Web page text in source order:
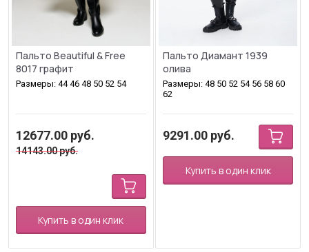
Пальто Beautiful & Free
8017 графит
Размеры: 44 46 48 50 52 54
12677.00 руб.
14143.00руб.
Купить в один клик
Пальто Диамант 1939
олива
Размеры: 48 50 52 54 56 58 60
62
9291.00 руб.
Купить в один клик